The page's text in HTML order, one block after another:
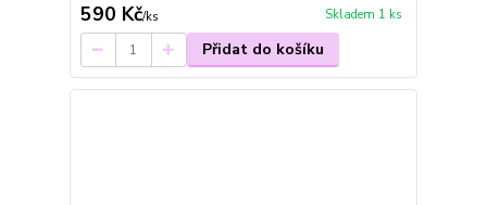
590 Kč/ks Skladem 1 ks
Přidat do košíku